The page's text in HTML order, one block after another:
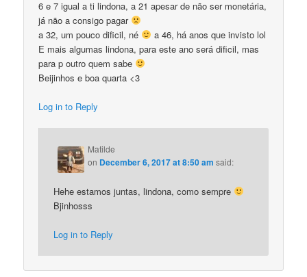
6 e 7 igual a ti lindona, a 21 apesar de não ser monetária,
já não a consigo pagar
a 32, um pouco dificil, né
a 46, há anos que invisto lol
E mais algumas lindona, para este ano será dificil, mas
para p outro quem sabe
Beijinhos e boa quarta <3
Log in to Reply
Matilde
on December 6, 2017 at 8:50 am said:
Hehe estamos juntas, lindona, como sempre
Bjinhosss
Log in to Reply